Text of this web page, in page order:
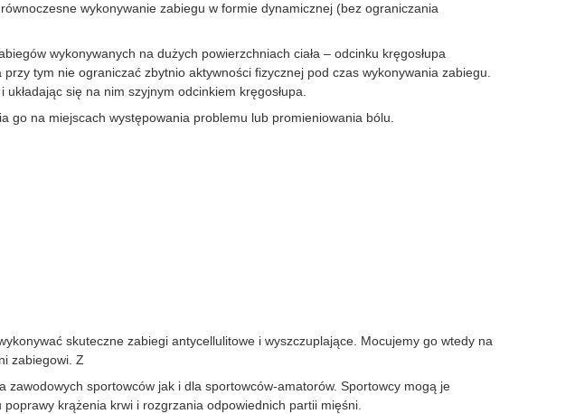
wykonywanie zabiegu w formie dynamicznej (bez ograniczania
wykonywanych na dużych powierzchniach ciała – odcinku kręgosłupa
tym nie ograniczać zbytnio aktywności fizycznej pod czas wykonywania zabiegu.
się na nim szyjnym odcinkiem kręgosłupa.
go na miejscach występowania problemu lub promieniowania bólu.
skuteczne zabiegi antycellulitowe i wyszczuplające. Mocujemy go wtedy na
zabiegowi. Z
sportowców jak i dla sportowców-amatorów. Sportowcy mogą je
krążenia krwi i rozgrzania odpowiednich partii mięśni.